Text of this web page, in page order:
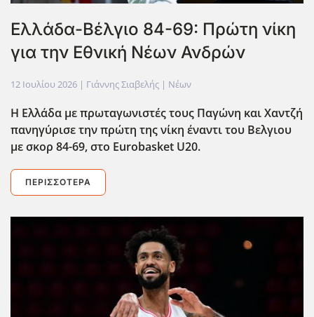
Ελλάδα-Βέλγιο 84-69: Πρώτη νίκη
για την Εθνική Νέων Ανδρών
12 Ιουλίου 2026 | Γιάννης Σιαβελής | Νέων
Η Ελλάδα με πρωταγωνιστές τους Παγώνη και Χαντζή
πανηγύρισε την πρώτη της νίκη έναντι του Βελγιου
με σκορ 84-69, στο Eurobasket U20.
ΠΕΡΙΣΣΌΤΕΡΑ